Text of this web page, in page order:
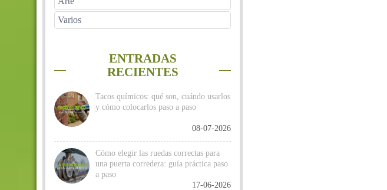
Varios
ENTRADAS
RECIENTES
Tacos químicos: qué son, cuándo usarlos
y cómo colocarlos paso a paso
08-07-2026
Cómo elegir las ruedas correctas para
una puerta corredera: guía práctica paso
a paso
17-06-2026